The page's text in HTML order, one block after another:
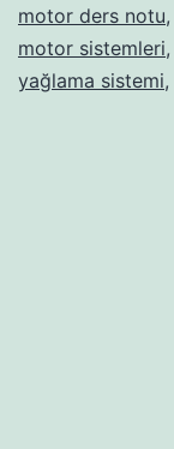
motor ders notu,
motor sistemleri,
yağlama sistemi,